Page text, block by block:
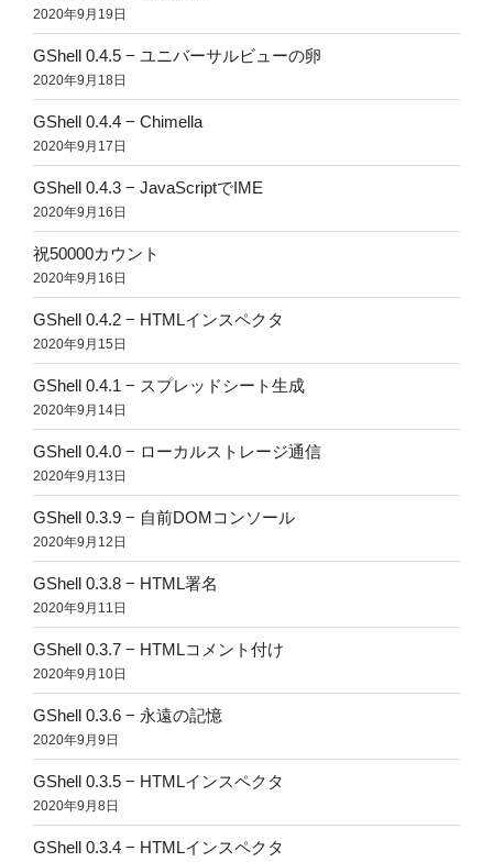
2020年9月19日
GShell 0.4.5 − ユニバーサルビューの卵
2020年9月18日
GShell 0.4.4 − Chimella
2020年9月17日
GShell 0.4.3 − JavaScriptでIME
2020年9月16日
祝50000カウント
2020年9月16日
GShell 0.4.2 − HTMLインスペクタ
2020年9月15日
GShell 0.4.1 − スプレッドシート生成
2020年9月14日
GShell 0.4.0 − ローカルストレージ通信
2020年9月13日
GShell 0.3.9 − 自前DOMコンソール
2020年9月12日
GShell 0.3.8 − HTML署名
2020年9月11日
GShell 0.3.7 − HTMLコメント付け
2020年9月10日
GShell 0.3.6 − 永遠の記憶
2020年9月9日
GShell 0.3.5 − HTMLインスペクタ
2020年9月8日
GShell 0.3.4 − HTMLインスペクタ